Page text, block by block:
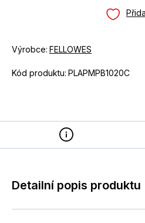
Výrobce: FELLOWES
Kód produktu: PLAPMPB1020C
Detailní popis produktu